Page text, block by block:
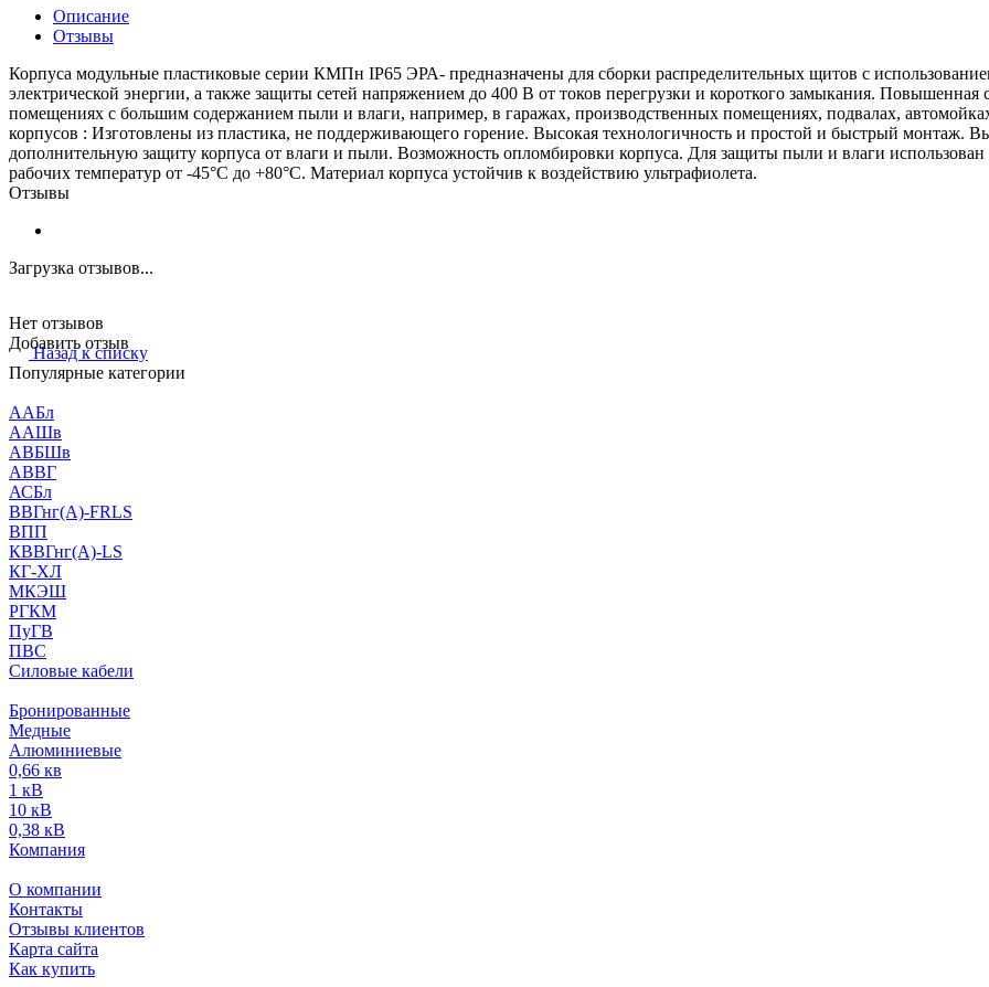
Описание
Отзывы
Корпуса модульные пластиковые серии КМПн IP65 ЭРА- предназначены для сборки распределительных щитов с
электрической энергии, а также защиты сетей напряжением до 400 В от токов перегрузки и короткого замыкания. Повышенная
помещениях с большим содержанием пыли и влаги, например, в гаражах, производственных помещениях, подвалах,
корпусов : Изготовлены из пластика, не поддерживающего горение. Высокая технологичность и простой и быстрый монтаж.
дополнительную защиту корпуса от влаги и пыли. Возможность опломбировки корпуса. Для защиты пыли и влаги
рабочих температур от -45°С до +80°С. Материал корпуса устойчив к воздействию ультрафиолета.
Отзывы
Загрузка отзывов...
Нет отзывов
Добавить отзыв
Назад к списку
Популярные категории
ААБл
ААШв
АВБШв
АВВГ
АСБл
ВВГнг(А)-FRLS
ВПП
КВВГнг(А)-LS
КГ-ХЛ
МКЭШ
РГКМ
ПуГВ
ПВС
Силовые кабели
Бронированные
Медные
Алюминиевые
0,66 кв
1 кВ
10 кВ
0,38 кВ
Компания
О компании
Контакты
Отзывы клиентов
Карта сайта
Как купить